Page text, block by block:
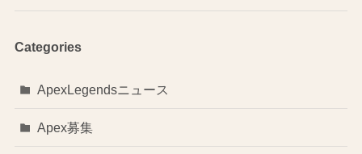
Categories
ApexLegendsニュース
Apex募集